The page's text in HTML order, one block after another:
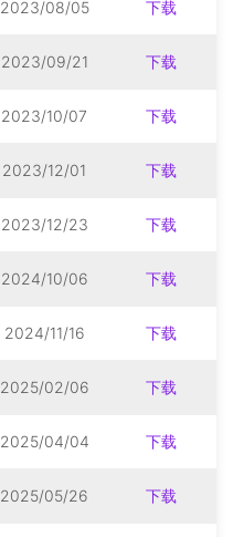
2023/08/05 下载
2023/09/21 下载
2023/10/07 下载
2023/12/01 下载
2023/12/23 下载
2024/10/06 下载
2024/11/16 下载
2025/02/06 下载
2025/04/04 下载
2025/05/26 下载